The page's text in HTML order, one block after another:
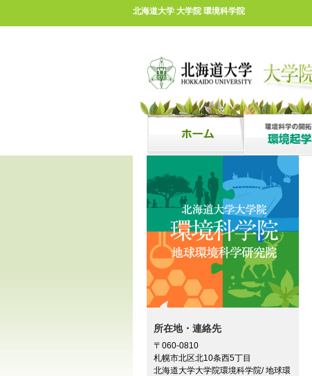
北海道大学 大学院 環境科学院
所在地・連絡先
〒060-0810
札幌市北区北10条西5丁目
北海道大学大学院環境科学院/ 地球環